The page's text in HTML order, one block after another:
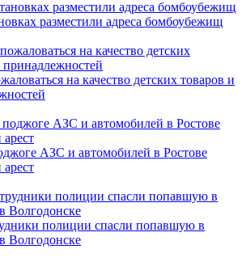
разместили адреса бомбоубежищ
на качество детских товаров и
АЗС и автомобилей в Ростове
полиции спасли попавшую в
Волгодонске